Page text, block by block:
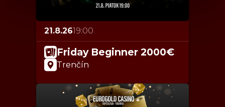
21.8.2619:00
Friday Beginner 2000€
Trenčín